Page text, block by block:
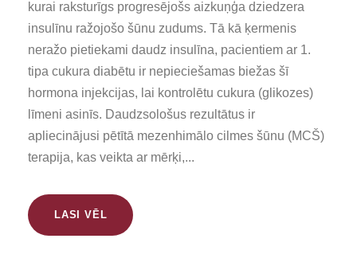
kurai raksturīgs progresējošs aizkuņģa dziedzera
insulīnu ražojošo šūnu zudums. Tā kā ķermenis
neražo pietiekami daudz insulīna, pacientiem ar 1.
tipa cukura diabētu ir nepieciešamas biežas šī
hormona injekcijas, lai kontrolētu cukura (glikozes)
līmeni asinīs. Daudzsološus rezultātus ir
apliecinājusi pētītā mezenhimālo cilmes šūnu (MCŠ)
terapija, kas veikta ar mērķi,...
LASI VĒL